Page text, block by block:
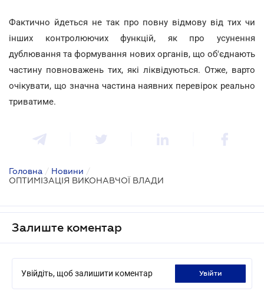
Фактично йдеться не так про повну відмову від тих чи
інших контролюючих функцій, як про усунення
дублювання та формування нових органів, що об'єднають
частину повноважень тих, які ліквідуються. Отже, варто
очікувати, що значна частина наявних перевірок реально
триватиме.
Головна / Новини /
ОПТИМІЗАЦІЯ ВИКОНАВЧОЇ ВЛАДИ
Залиште коментар
Увійдіть, щоб залишити коментар увійти